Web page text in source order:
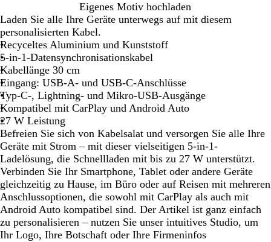
c
h
w
a
r
z
ö
n
i
g
s
b
l
a
u
i
l
b
e
r
o
t
Eigenes Motiv hochladen
Laden Sie alle Ihre Geräte unterwegs auf mit diesem
personalisierten Kabel.
Recyceltes Aluminium und Kunststoff
5-in-1-Datensynchronisationskabel
Kabellänge 30 cm
Eingang: USB-A- und USB-C-Anschlüsse
Typ-C-, Lightning- und Mikro-USB-Ausgänge
Kompatibel mit CarPlay und Android Auto
27 W Leistung
Befreien Sie sich von Kabelsalat und versorgen Sie alle Ihre
Geräte mit Strom – mit dieser vielseitigen 5-in-1-
Ladelösung, die Schnellladen mit bis zu 27 W unterstützt.
Verbinden Sie Ihr Smartphone, Tablet oder andere Geräte
gleichzeitig zu Hause, im Büro oder auf Reisen mit mehreren
Anschlussoptionen, die sowohl mit CarPlay als auch mit
Android Auto kompatibel sind. Der Artikel ist ganz einfach
zu personalisieren – nutzen Sie unser intuitives Studio, um
Ihr Logo, Ihre Botschaft oder Ihre Firmeninfos